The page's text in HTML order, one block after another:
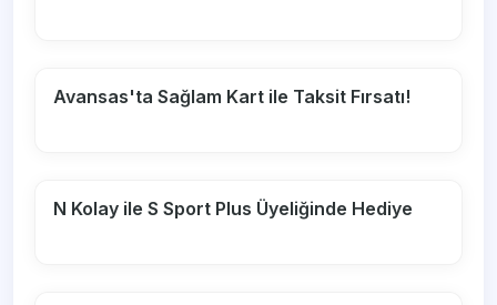
Avansas'ta Sağlam Kart ile Taksit Fırsatı!
N Kolay ile S Sport Plus Üyeliğinde Hediye